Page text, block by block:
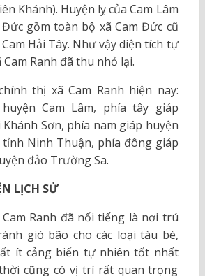
Khánh). Huyện lỵ của Cam Lâm
gồm toàn bộ xã Cam Đức cũ
Hải Tây. Như vậy diện tích tự
Ranh đã thu nhỏ lại.
thị xã Cam Ranh hiện nay:
Cam Lâm, phía tây giáp
Sơn, phía nam giáp huyện
Ninh Thuận, phía đông giáp
đảo Trường Sa.
LỊCH SỬ
Ranh đã nổi tiếng là nơi trú
gió bão cho các loại tàu bè,
ít cảng biển tự nhiên tốt nhất
cũng có vị trí rất quan trọng